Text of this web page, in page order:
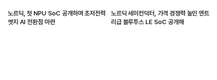
노르딕, 첫 NPU SoC 공개하며 초저전력
엣지 AI 전환점 마련
노르딕 세미컨덕터, 가격 경쟁력 높인 엔트
리급 블루투스 LE SoC 공개해